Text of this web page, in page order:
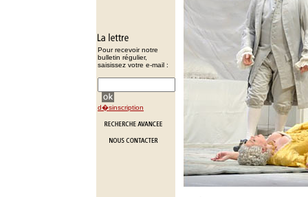
Pour recevoir notre
bulletin régulier,
saisissez votre e-mail :
d�sinscription